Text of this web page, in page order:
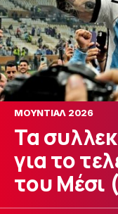
ΜΟΥΝΤΙΑΛ 2026
Τα
για το
του Μέσι